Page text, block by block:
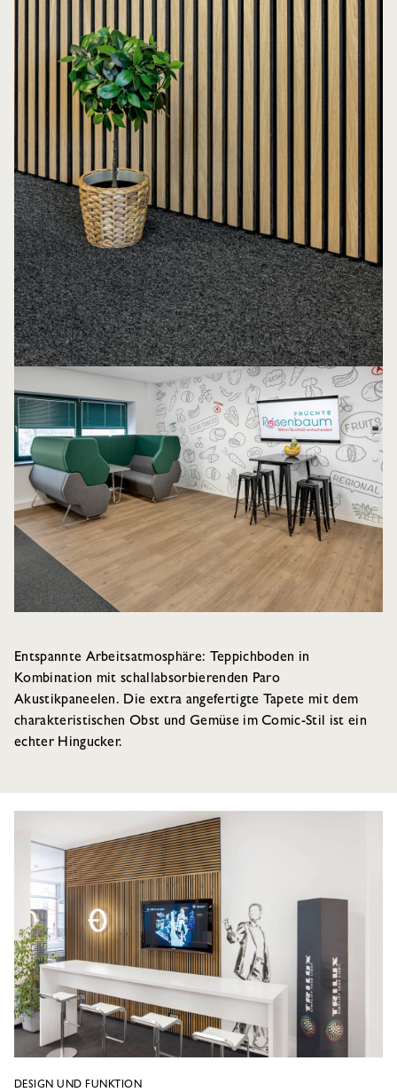
Entspannte Arbeitsatmosphäre: Teppichboden in
Kombination mit schallabsorbierenden Paro
Akustikpaneelen. Die extra angefertigte Tapete mit dem
charakteristischen Obst und Gemüse im Comic-Stil ist ein
echter Hingucker.
DESIGN UND FUNKTION